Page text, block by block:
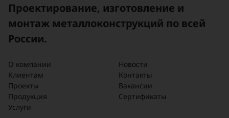
Проектирование, изготовление и
монтаж металлоконструкций по всей
России.
О компании
Клиентам
Проекты
Продукция
Услуги
Новости
Контакты
Вакансии
Сертификаты